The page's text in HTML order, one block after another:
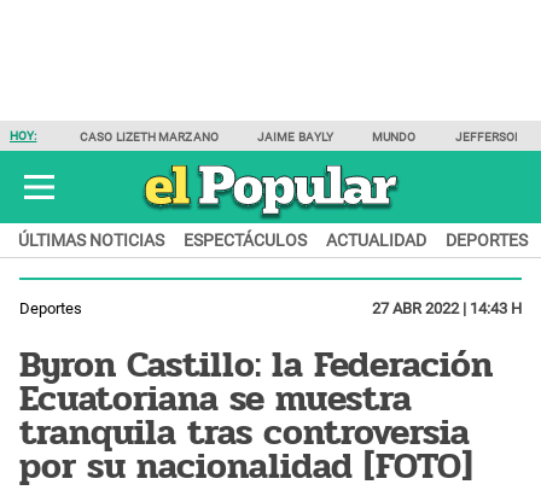
HOY: CASO LIZETH MARZANO JAIME BAYLY MUNDO JEFFERSON
ÚLTIMAS NOTICIAS ESPECTÁCULOS ACTUALIDAD DEPORTES
Deportes 27 ABR 2022 | 14:43 H
Byron Castillo: la Federación
Ecuatoriana se muestra
tranquila tras controversia
por su nacionalidad [FOTO]